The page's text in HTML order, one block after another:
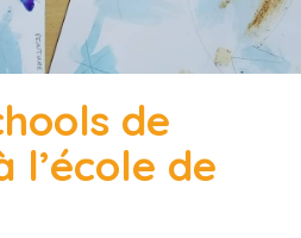
de
l’école de